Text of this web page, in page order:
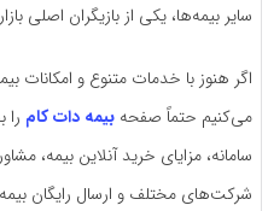
سایر بیمه‌ها، یکی از بازیگران اصلی
اگر هنوز با خدمات متنوع و امکانات
می‌کنیم حتماً صفحه بیمه دات کام را
سامانه، مزایای خرید آنلاین بیمه،
شرکت‌های مختلف و ارسال رایگان